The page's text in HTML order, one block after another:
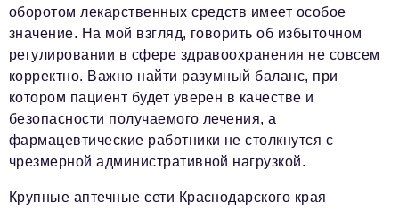
оборотом лекарственных средств имеет особое
значение. На мой взгляд, говорить об избыточном
регулировании в сфере здравоохранения не совсем
корректно. Важно найти разумный баланс, при
котором пациент будет уверен в качестве и
безопасности получаемого лечения, а
фармацевтические работники не столкнутся с
чрезмерной административной нагрузкой.
Крупные аптечные сети Краснодарского края